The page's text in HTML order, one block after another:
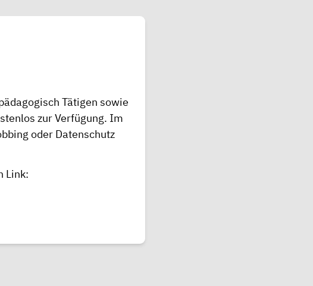
Tätigen sowie
zur Verfügung. Im
oder Datenschutz
Link: